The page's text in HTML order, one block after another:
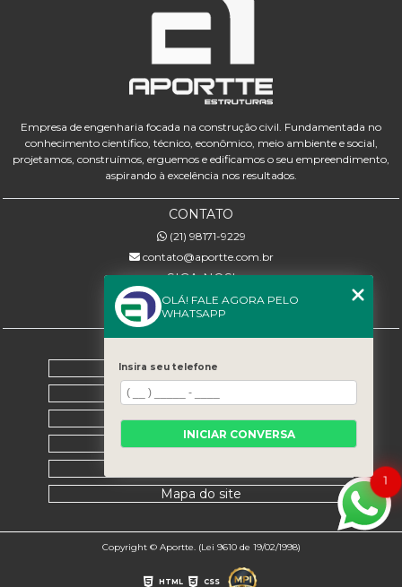
Empresa de engenharia focada na construção civil. Fundamentada no
conhecimento científico, técnico, econômico, meio ambiente e social,
projetamos, construímos, erguemos e edificamos o seu empreendimento,
aspirando à excelência nos resultados.
CONTATO
(21) 98171-9229
contato@aportte.com.br
SIGA-NOS!
Home
Sobre nós
Serviços
Contato
Mapa do site
Copyright © Aportte. (Lei 9610 de 19/02/1998)
HTML CSS
1
OLÁ! FALE AGORA PELO
WHATSAPP
Insira seu telefone
INICIAR CONVERSA